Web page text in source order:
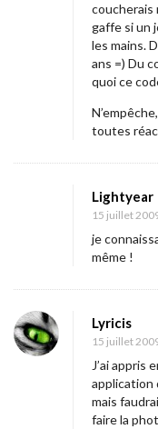
coucherais
gaffe si un
les mains.
ans =) Du
quoi ce
toutes
Lightyear
15 juillet
je
même !
Lyricis
15 juillet
J’ai appris
application
mais
faire la